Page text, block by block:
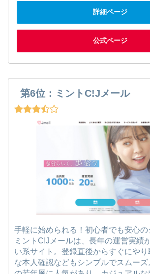
詳細ページ
公式ページ
第6位：ミントC!Jメール
手軽に始められる！初心者でも安心
ミントC!Jメールは、長年の運営実績
い系サイト。登録直後からすぐにやり
な本人確認などもシンプルでスムー